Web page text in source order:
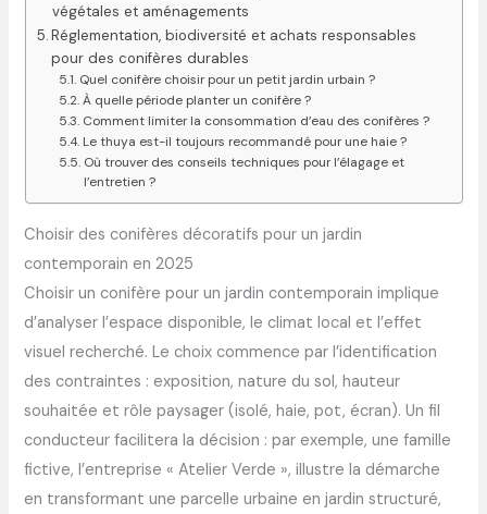
végétales et aménagements
Réglementation, biodiversité et achats responsables
pour des conifères durables
Quel conifère choisir pour un petit jardin urbain ?
À quelle période planter un conifère ?
Comment limiter la consommation d’eau des conifères ?
Le thuya est-il toujours recommandé pour une haie ?
Où trouver des conseils techniques pour l’élagage et
l’entretien ?
Choisir des conifères décoratifs pour un jardin
contemporain en 2025
Choisir un conifère pour un jardin contemporain implique
d’analyser l’espace disponible, le climat local et l’effet
visuel recherché. Le choix commence par l’identification
des contraintes : exposition, nature du sol, hauteur
souhaitée et rôle paysager (isolé, haie, pot, écran). Un fil
conducteur facilitera la décision : par exemple, une famille
fictive, l’entreprise « Atelier Verde », illustre la démarche
en transformant une parcelle urbaine en jardin structuré,